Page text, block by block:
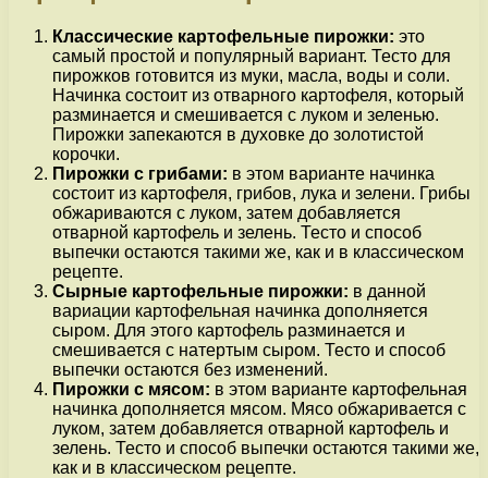
Классические картофельные пирожки: это
самый простой и популярный вариант. Тесто для
пирожков готовится из муки, масла, воды и соли.
Начинка состоит из отварного картофеля, который
разминается и смешивается с луком и зеленью.
Пирожки запекаются в духовке до золотистой
корочки.
Пирожки с грибами: в этом варианте начинка
состоит из картофеля, грибов, лука и зелени. Грибы
обжариваются с луком, затем добавляется
отварной картофель и зелень. Тесто и способ
выпечки остаются такими же, как и в классическом
рецепте.
Сырные картофельные пирожки: в данной
вариации картофельная начинка дополняется
сыром. Для этого картофель разминается и
смешивается с натертым сыром. Тесто и способ
выпечки остаются без изменений.
Пирожки с мясом: в этом варианте картофельная
начинка дополняется мясом. Мясо обжаривается с
луком, затем добавляется отварной картофель и
зелень. Тесто и способ выпечки остаются такими же,
как и в классическом рецепте.